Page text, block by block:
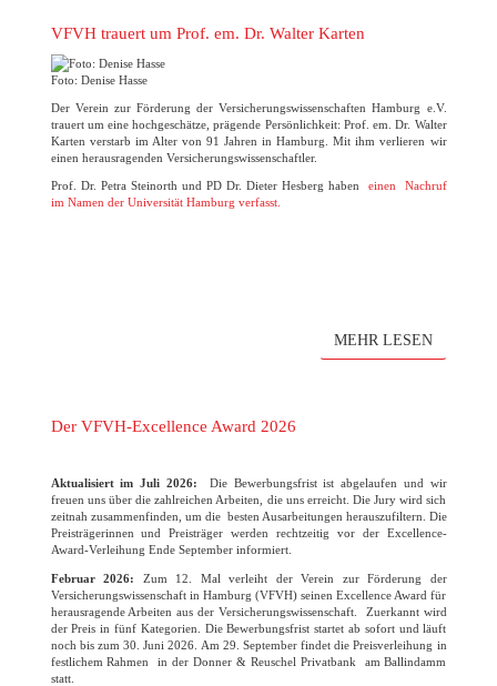
VFVH trauert um Prof. em. Dr. Walter Karten
Foto: Denise Hasse
Der Verein zur Förderung der Versicherungswissenschaften Hamburg e.V.
trauert um eine hochgeschätze, prägende Persönlichkeit: Prof. em. Dr. Walter
Karten verstarb im Alter von 91 Jahren in Hamburg. Mit ihm verlieren wir
einen herausragenden Versicherungswissenschaftler.
Prof. Dr. Petra Steinorth und PD Dr. Dieter Hesberg haben einen Nachruf
im Namen der Universität Hamburg verfasst.
MEHR LESEN
Der VFVH-Excellence Award 2026
Aktualisiert im Juli 2026:
Die Bewerbungsfrist ist abgelaufen und wir
freuen uns über die zahlreichen Arbeiten, die uns erreicht. Die Jury wird sich
zeitnah zusammenfinden, um die besten Ausarbeitungen herauszufiltern. Die
Preisträgerinnen und Preisträger werden rechtzeitig vor der Excellence-
Award-Verleihung Ende September informiert.
Februar 2026: Zum 12. Mal verleiht der Verein zur Förderung der
Versicherungswissenschaft in Hamburg (VFVH) seinen Excellence Award für
herausragende Arbeiten aus der Versicherungswissenschaft. Zuerkannt wird
der Preis in fünf Kategorien. Die Bewerbungsfrist startet ab sofort und läuft
noch bis zum 30. Juni 2026. Am 29. September findet die Preisverleihung in
festlichem Rahmen in der Donner & Reuschel Privatbank am Ballindamm
statt.